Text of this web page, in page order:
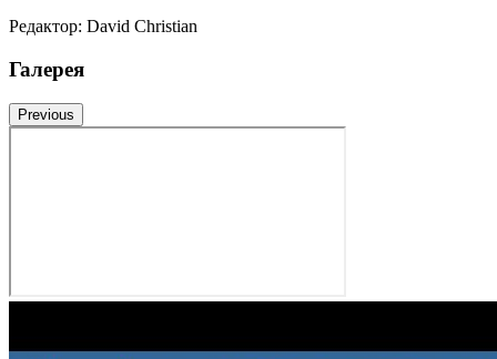
Редактор: David Christian
Галерея
Previous